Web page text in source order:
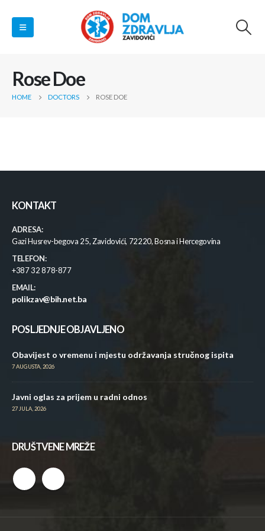
Rose Doe
HOME DOCTORS ROSE DOE
KONTAKT
ADRESA:
Gazi Husrev-begova 25, Zavidovići, 72220, Bosna i Hercegovina
TELEFON:
+387 32 878-877
EMAIL:
polikzav@bih.net.ba
POSLJEDNJE OBJAVLJENO
Obavijest o vremenu i mjestu održavanja stručnog ispita
7 AUGUSTA, 2026
Javni oglas za prijem u radni odnos
27 JULA, 2026
DRUŠTVENE MREŽE